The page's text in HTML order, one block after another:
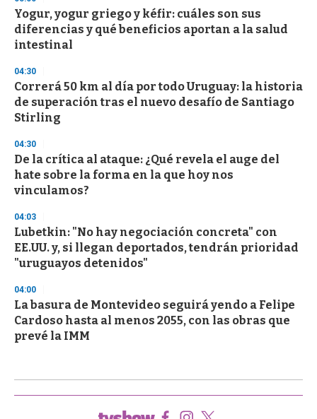
Yogur, yogur griego y kéfir: cuáles son sus
diferencias y qué beneficios aportan a la salud
intestinal
04:30
Correrá 50 km al día por todo Uruguay: la historia
de superación tras el nuevo desafío de Santiago
Stirling
04:30
De la crítica al ataque: ¿Qué revela el auge del
hate sobre la forma en la que hoy nos
vinculamos?
04:03
Lubetkin: "No hay negociación concreta" con
EE.UU. y, si llegan deportados, tendrán prioridad
"uruguayos detenidos"
04:00
La basura de Montevideo seguirá yendo a Felipe
Cardoso hasta al menos 2055, con las obras que
prevé la IMM